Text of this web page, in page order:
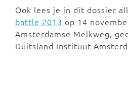
Ook lees je in dit dossier
battle 2013 op 14
Amsterdamse Melkweg,
Duitsland Instituut